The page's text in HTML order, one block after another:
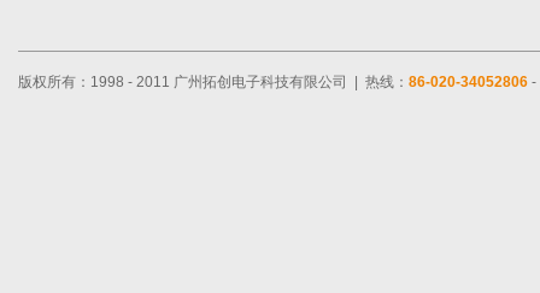
版权所有：1998 - 2011 广州拓创电子科技有限公司 | 热线： 86-020-34052806 -